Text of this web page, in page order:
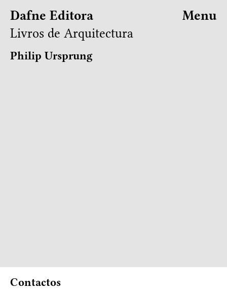
Dafne Editora
Livros de Arquitectura
Menu
Philip Ursprung
Contactos